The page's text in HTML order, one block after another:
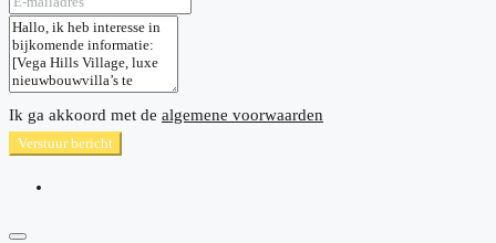
Ik ga akkoord met de algemene voorwaarden
Verstuur bericht